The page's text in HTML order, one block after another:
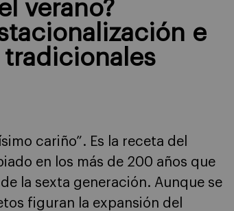
verano?
e
cariño”. Es la receta del
en los más de 200 años que
la sexta generación. Aunque se
figuran la expansión del